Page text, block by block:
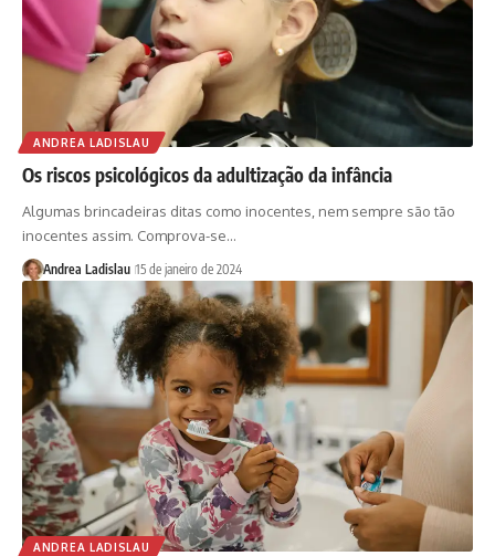
ANDREA LADISLAU
Os riscos psicológicos da adultização da infância
Algumas brincadeiras ditas como inocentes, nem sempre são tão
inocentes assim. Comprova-se…
Andrea Ladislau 15 de janeiro de 2024
ANDREA LADISLAU